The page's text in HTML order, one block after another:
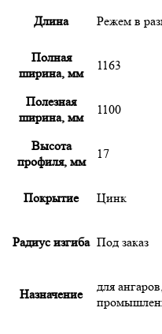
Длина Режем в
Полная
ширина, мм
1163
Полезная
ширина, мм
1100
Высота
профиля, мм
17
Покрытие Цинк
Радиус изгиба Под заказ
Назначение
для